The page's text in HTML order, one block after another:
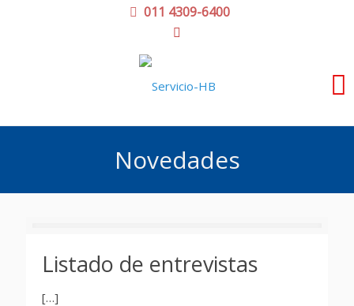
011 4309-6400
Novedades
Listado de entrevistas
[…]